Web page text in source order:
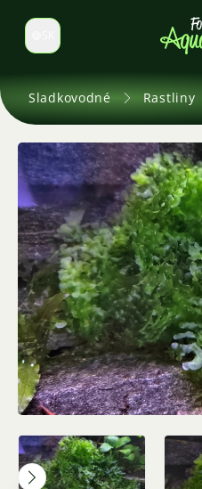
Prepnúť jazyk
Sladkovodné Rastliny